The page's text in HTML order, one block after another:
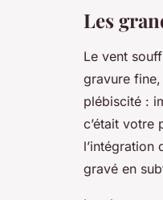
Les
Le vent
gravure
plébiscité :
c’était votre
l’intégration
gravé en